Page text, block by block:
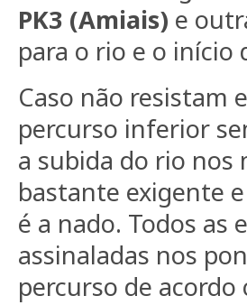
PK3 (Amiais) e
para o rio e o início
Caso não resistam
percurso inferior
a subida do rio nos
bastante exigente
é a nado. Todos as
assinaladas nos
percurso de acordo